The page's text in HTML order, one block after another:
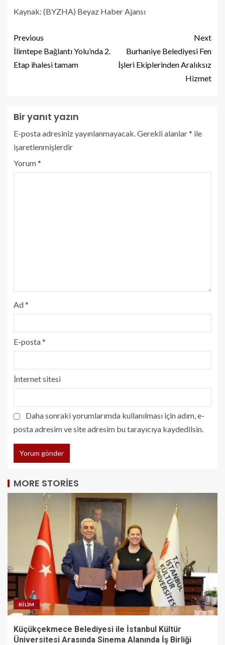
Kaynak: (BYZHA) Beyaz Haber Ajansı
Previous
İlimtepe Bağlantı Yolu’nda 2.
Etap ihalesi tamam
Next
Burhaniye Belediyesi Fen
İşleri Ekiplerinden Aralıksız
Hizmet
Bir yanıt yazın
E-posta adresiniz yayınlanmayacak. Gerekli alanlar* ile
işaretlenmişlerdir
Yorum*
Ad*
E-posta*
İnternet sitesi
Daha sonraki yorumlarımda kullanılması için adım, e-
posta adresim ve site adresim bu tarayıcıya kaydedilsin.
MORE STORIES
BILIM
Küçükçekmece Belediyesi ile İstanbul Kültür
Üniversitesi Arasında Sinema Alanında İş Birliği